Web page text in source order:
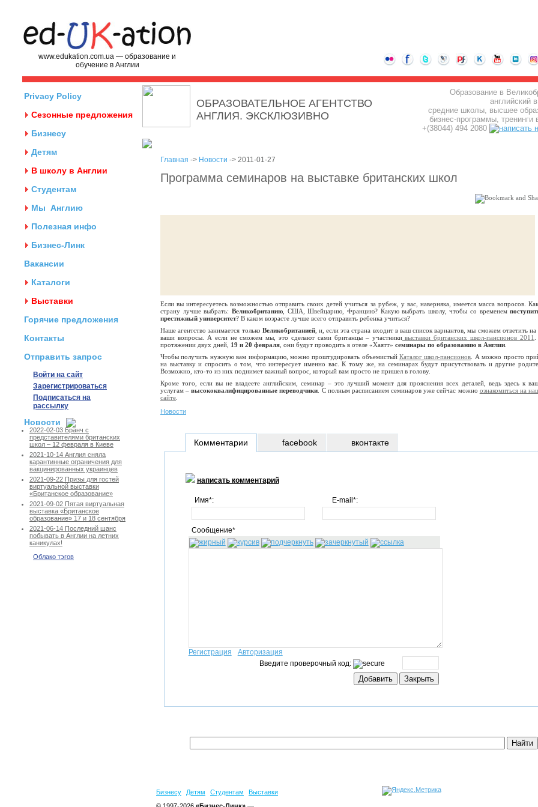
www.edukation.com.ua — образование и
обучение в Англии
Privacy Policy
Сезонные предложения
Бизнесу
Детям
В школу в Англии
Студентам
Мы Англию
Полезная инфо
Бизнес-Линк
Вакансии
Каталоги
Выставки
Горячие предложения
Контакты
Отправить запрос
Войти на сайт
Зарегистрироваться
Подписаться на
рассылку
Новости
2022-02-03 Бранч с
представителями британских
школ – 12 февраля в Киеве
2021-10-14 Англия сняла
карантинные ограничения для
вакцинированных украинцев
2021-09-22 Призы для гостей
виртуальной выставки
«Британское образование»
2021-09-02 Пятая виртуальная
выставка «Британское
образование» 17 и 18 сентября
2021-06-14 Последний шанс
побывать в Англии на летних
каникулах!
Облако тэгов
ОБРАЗОВАТЕЛЬНОЕ АГЕНТСТВО
АНГЛИЯ. ЭКСКЛЮЗИВНО
Образование в
английский
средние школы, высшее
бизнес-программы, тренинги
+(38044) 494 2080
Главная -> Новости -> 2011-01-27
Программа семинаров на выставке британских школ
Если вы интересуетесь возможностью отправить своих детей учиться за рубеж, у вас, наверняка, имеется масса вопросов.
страну лучше выбрать: Великобританию, США, Швейцарию, Францию? Какую выбрать школу, чтобы со временем
престижный университет? В каком возрасте лучше всего отправить ребенка учиться?
Наше агентство занимается только Великобританией, и, если эта страна входит в ваш список вариантов, мы сможем ответить на
ваши вопросы. А если не сможем мы, это сделают сами британцы – участникивыставки британских школ-пансионов 2011
протяжении двух дней, 19 и 20 февраля , они будут проводить в отеле «Хаятт» семинары по образованию в Англии
Чтобы получить нужную вам информацию, можно проштудировать объемистыйКаталог школ-пансионов . А можно просто
на выставку и спросить о том, что интересует именно вас. К тому же, на семинарах будут присутствовать и другие
Возможно, кто-то из них поднимет важный вопрос, который вам просто не пришел в голову.
Кроме того, если вы не владеете английским, семинар – это лучший момент для прояснения всех деталей, ведь здесь к
услугам –высококвалифицированные переводчики . С полным расписанием семинаров уже сейчас можно ознакомиться на
сайте
Новости
Комментарии
написать комментарий
Имя*: E-mail*:
Сообщение*
Регистрация
Авторизация
Введите проверочный код:
facebook вконтакте
Бизнесу Детям Студентам
Выставки